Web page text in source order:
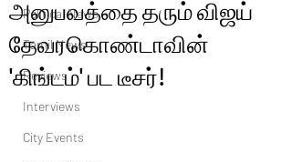
Political News
Tamil News
Reviews
Interviews
City Events
அனுபவத்தை தரும் விஜய்
தேவரகொண்டாவின்
'கிங்டம்' பட டீசர்!